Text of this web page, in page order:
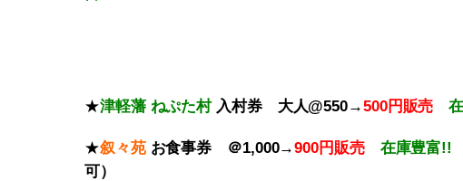
★津軽藩 ねぷた村 入村券 大人@550→500円販売
★叙々苑お食事券 ＠1,000→900円販売 在庫豊富!!
可